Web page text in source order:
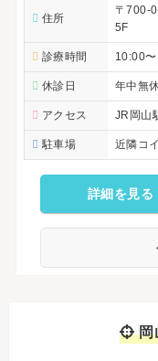
住所
〒700-
5F
診療時間 10:00
休診日 年中無
アクセス JR岡山
駐車場 近隣コ
詳細を見る
岡